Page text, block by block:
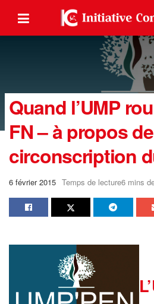
Quand l’UMP
FN – à propos
circonscription
6 février 2015 Temps de lecture6 mins